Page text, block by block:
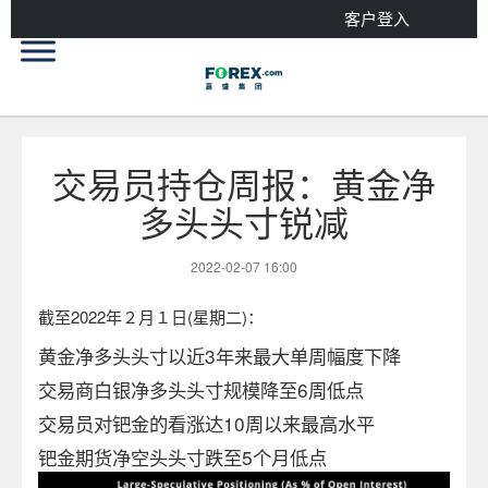
客户登入
交易员持仓周报：黄金净
多头头寸锐减
2022-02-07 16:00
截至2022年２月１日(星期二)：
黄金净多头头寸以近3年来最大单周幅度下降
交易商白银净多头头寸规模降至6周低点
交易员对钯金的看涨达10周以来最高水平
钯金期货净空头头寸跌至5个月低点